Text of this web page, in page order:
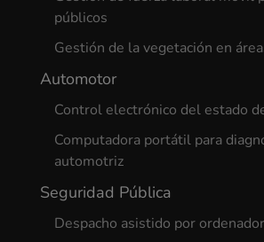
públicos
Gestión de la vegetación en
Automotor
Control electrónico del estado
Computadora portátil para
automotriz
Seguridad Pública
Despacho asistido por ordenador